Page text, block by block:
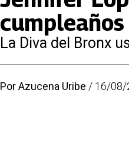
cumpleaños
La Diva del Bronx
PorAzucena Uribe / 16/08/